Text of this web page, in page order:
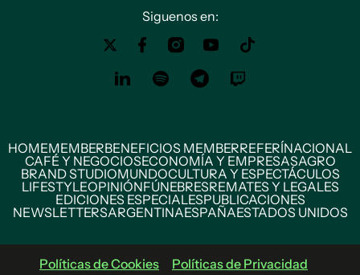
Siguenos en:
HOMEMEMBERBENEFICIOS MEMBERREFERÍNACIONAL
CAFÉ Y NEGOCIOSECONOMÍA Y EMPRESASAGRO
BRAND STUDIOMUNDOCULTURA Y ESPECTÁCULOS
LIFESTYLEOPINIÓNFÚNEBRESREMATES Y LEGALES
EDICIONES ESPECIALESPUBLICACIONES
NEWSLETTERSARGENTINAESPAÑAESTADOS UNIDOS
Políticas de Cookies Políticas de Privacidad